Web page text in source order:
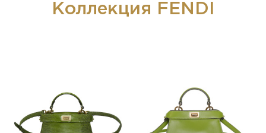
Коллекция FENDI